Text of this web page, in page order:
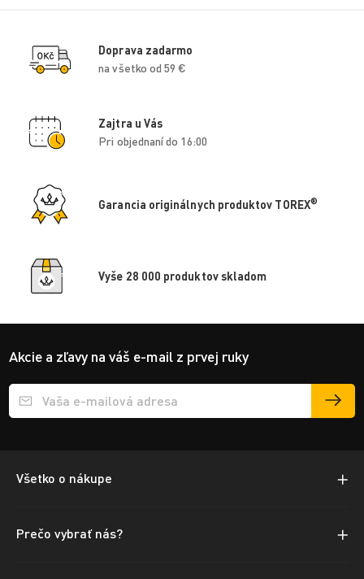
Doprava zadarmo
na všetko od 59 €
Zajtra u Vás
Pri objednaní do 16:00
Garancia originálnych produktov TOREX®
Vyše 28 000 produktov skladom
Akcie a zľavy na váš e-mail z prvej ruky
Přihlášení e-mailu k odběru
Všetko o nákupe
Prečo vybrať nás?